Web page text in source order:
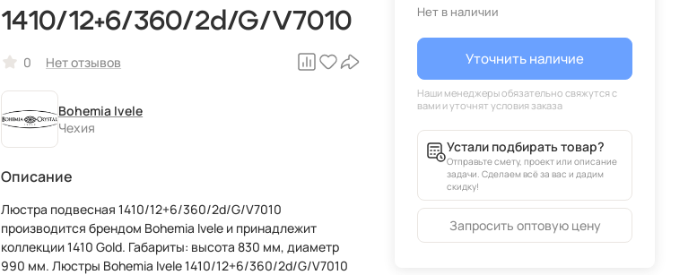
1410/12+6/360/2d/G/V7010
0 Нет отзывов
Bohemia Ivele
Чехия
Описание
Люстра подвесная 1410/12+6/360/2d/G/V7010
производится брендом Bohemia Ivele и принадлежит
коллекции 1410 Gold. Габариты: высота 830 мм, диаметр
990 мм. Люстры Bohemia Ivele 1410/12+6/360/2d/G/V7010
Нет в наличии
Уточнить наличие
Устали подбирать товар?
Отправьте смету, проект или описание
задачи. Сделаем всё за вас и дадим
скидку!
Запросить оптовую цену